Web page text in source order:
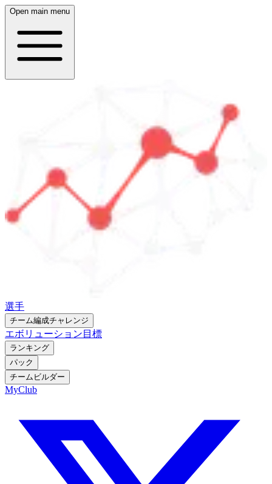
Open main menu
選手
チーム編成チャレンジ
エボリューション 目標
ランキング
パック
チームビルダー
MyClub